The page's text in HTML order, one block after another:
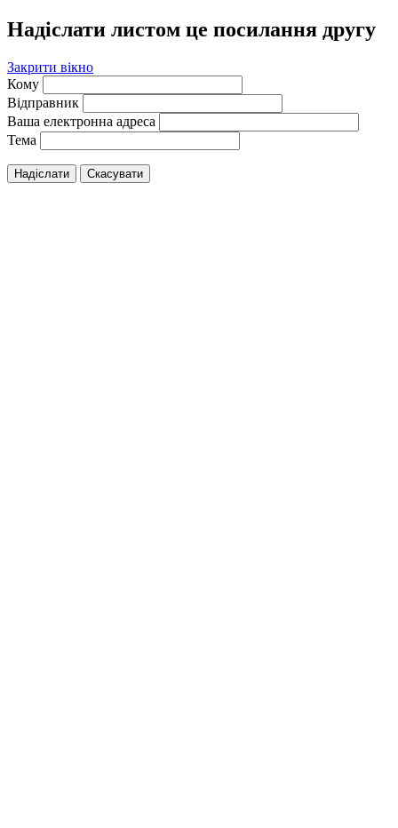
Надіслати листом це посилання другу
Закрити вікно
Кому
Відправник
Ваша електронна адреса
Тема
Надіслати Скасувати